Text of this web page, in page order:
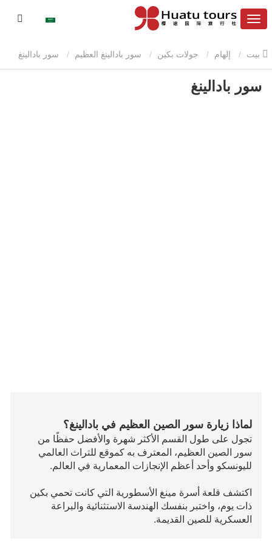
إلهام جولات بكين سور بادالينغ العظيم
سور بادالينغ
لماذا زيارة سور الصين العظيم في بادالينغ؟
تجول على طول القسم الأكثر شهرة والأفضل حفظًا من
سور الصين العظيم، المعترف به كموقع للتراث العالمي
لليونسكو وأحد أعظم الإنجازات المعمارية في العالم.
اكتشف قلعة أسرة مينغ الأسطورية التي كانت تحمي بكين
ذات يوم، واختبر بنفسك الهندسة الاستثنائية والبراعة
العسكرية للصين القديمة.